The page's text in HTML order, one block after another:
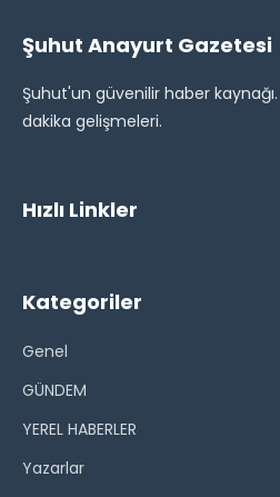
Şuhut Anayurt Gazetesi
Şuhut'un güvenilir haber
dakika gelişmeleri.
Hızlı Linkler
Kategoriler
Genel
GÜNDEM
YEREL HABERLER
Yazarlar